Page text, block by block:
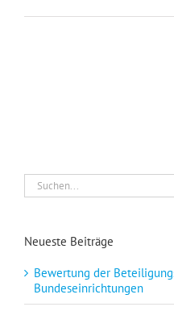
Suche
nach:
Neueste Beiträge
Bewertung der
Bundeseinrichtungen